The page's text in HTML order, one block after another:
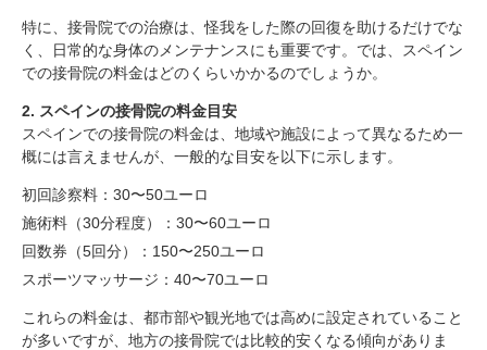
特に、接骨院での治療は、怪我をした際の回復を助けるだけでな
く、日常的な身体のメンテナンスにも重要です。では、スペイン
での接骨院の料金はどのくらいかかるのでしょうか。
2. スペインの接骨院の料金目安
スペインでの接骨院の料金は、地域や施設によって異なるため一
概には言えませんが、一般的な目安を以下に示します。
初回診察料：30〜50ユーロ
施術料（30分程度）：30〜60ユーロ
回数券（5回分）：150〜250ユーロ
スポーツマッサージ：40〜70ユーロ
これらの料金は、都市部や観光地では高めに設定されていること
が多いですが、地方の接骨院では比較的安くなる傾向がありま